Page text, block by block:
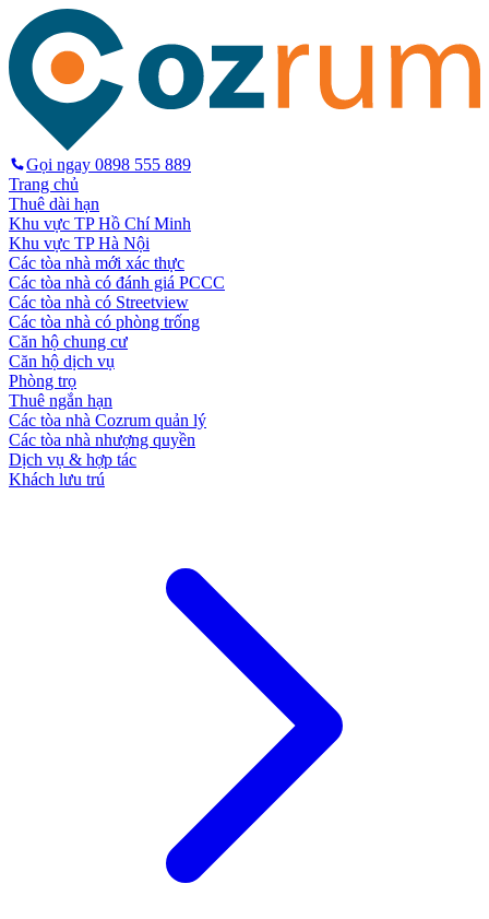
Gọi ngay 0898 555 889
Trang chủ
Thuê dài hạn
Khu vực TP Hồ Chí Minh
Khu vực TP Hà Nội
Các tòa nhà mới xác thực
Các tòa nhà có đánh giá PCCC
Các tòa nhà có Streetview
Các tòa nhà có phòng trống
Căn hộ chung cư
Căn hộ dịch vụ
Phòng trọ
Thuê ngắn hạn
Các tòa nhà Cozrum quản lý
Các tòa nhà nhượng quyền
Dịch vụ & hợp tác
Khách lưu trú